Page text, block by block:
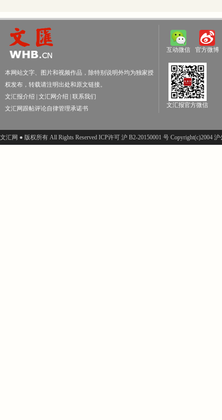
本网站文字、图片和视频作品，除特别说明外均为独家授
权发布，转载请注明出处和原文链接。
文汇报介绍
文汇网介绍
联系我们
文汇网跟帖评论自律管理承诺书
互动微信 官方微博
文汇报官方微信
文汇网 ● 版权所有 All Rights Reserved ICP许可 沪 B2-20150001 号 Copyright(c)2004